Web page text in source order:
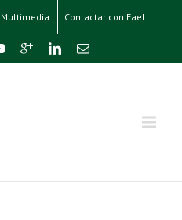
Multimedia Contactar con Fael